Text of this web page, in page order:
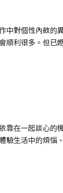
中對個性內斂的
順利很多。但已
靠在一起談心的
驗生活中的煩惱